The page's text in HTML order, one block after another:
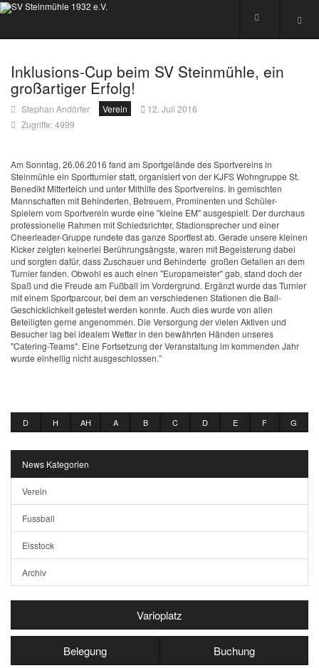
Inklusions-Cup beim SV Steinmühle, ein
großartiger Erfolg!
Stephan Andörfer Verein
12. Juli 2016
Zugriffe: 4999
Am Sonntag, 26.06.2016 fand am Sportgelände des Sportvereins in
Steinmühle ein Sportturnier statt, organisiert von der KJFS Wohngruppe St.
Benedikt Mitterteich und unter Mithilfe des Sportvereins. In gemischten
Mannschaften mit Behinderten, Betreuern, Prominenten und Schüler-
Spielern vom Sportverein wurde eine "kleine EM" ausgespielt. Der durchaus
professionelle Rahmen mit Schiedsrichter, Stadionsprecher und einer
Cheerleader-Gruppe rundete das ganze Sportfest ab. Gerade unsere kleinen
Kicker zeigten keinerlei Berührungsängste, waren mit Begeisterung dabei
und sorgten dafür, dass Zuschauer und Behinderte großen Gefallen an dem
Turnier fanden. Obwohl es auch einen "Europameister" gab, stand doch der
Spaß und die Freude am Fußball im Vordergrund. Ergänzt wurde das Turnier
mit einem Sportparcour, bei dem an verschiedenen Stationen die Ball-
Geschicklichkeit getestet werden konnte. Auch dies wurde von allen
Beteiligten gerne angenommen. Die Versorgung der vielen Aktiven und
Besucher lag bei idealem Wetter in den bewährten Händen unseres
"Catering-Teams". Eine Fortsetzung der Veranstaltung im kommenden Jahr
wurde einhellig nicht ausgeschlossen.”
D H AH A B C D E F G
News Kategorien
Verein
Fussball
Eisstock
Archiv
Varioplatz
Belegung Buchung